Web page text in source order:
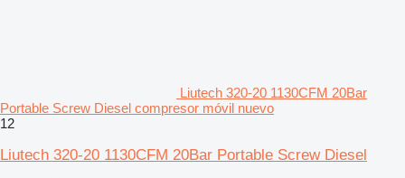
Liutech 320-20 1130CFM 20Bar
Portable Screw Diesel compresor móvil nuevo
12
Liutech 320-20 1130CFM 20Bar Portable Screw Diesel